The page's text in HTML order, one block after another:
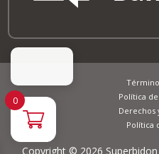
Copyright © 2026
Política
Derechos
Política
0